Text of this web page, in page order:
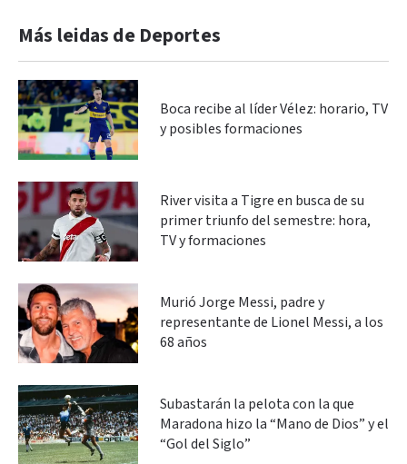
Más leidas de Deportes
Boca recibe al líder Vélez: horario, TV
y posibles formaciones
River visita a Tigre en busca de su
primer triunfo del semestre: hora,
TV y formaciones
Murió Jorge Messi, padre y
representante de Lionel Messi, a los
68 años
Subastarán la pelota con la que
Maradona hizo la “Mano de Dios” y el
“Gol del Siglo”